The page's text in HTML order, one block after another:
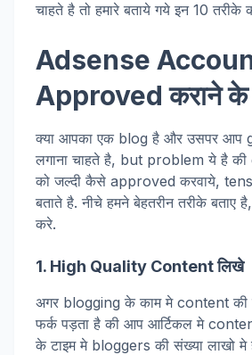
चाहते है तो हमारे बताये गये इन 10
Adsense A
Approved कराने के
क्या आपका एक blog है और उसपर आप
लगाना चाहते है, but problem ये है
को जल्दी कैसे approved करवाये,
बताते है. नीचे हमने बेहतरीन तरीके
करे.
1. High Quality Content लिखे
अगर blogging के काम मे content की
फर्क पड़ता है की आप आर्टिकल मे
के टाइम मे bloggers की संख्या लाखो